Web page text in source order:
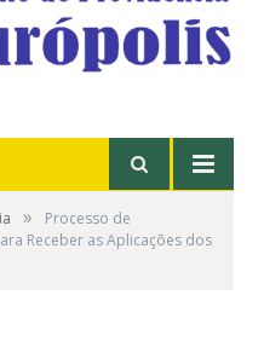
»
Processo de
Receber as Aplicações dos